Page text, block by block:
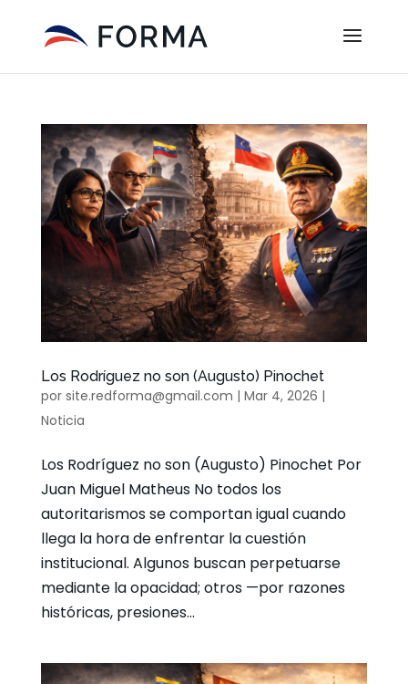
Los Rodríguez no son (Augusto) Pinochet
por site.redforma@gmail.com | Mar 4, 2026 |
Noticia
Los Rodríguez no son (Augusto) Pinochet Por
Juan Miguel Matheus No todos los
autoritarismos se comportan igual cuando
llega la hora de enfrentar la cuestión
institucional. Algunos buscan perpetuarse
mediante la opacidad; otros —por razones
históricas, presiones...